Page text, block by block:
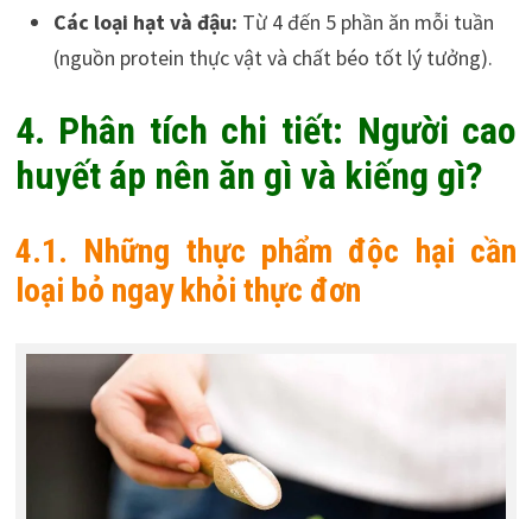
Các loại hạt và đậu: Từ 4 đến 5 phần ăn mỗi tuần
(nguồn protein thực vật và chất béo tốt lý tưởng).
4. Phân tích chi tiết: Người cao
huyết áp nên ăn gì và kiếng gì?
4.1. Những thực phẩm độc hại cần
loại bỏ ngay khỏi thực đơn